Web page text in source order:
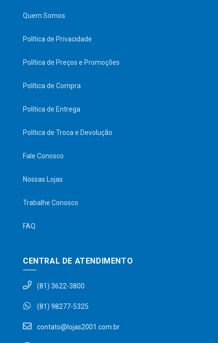
Quem Somos
Política de Privacidade
Política de Preços e Promoções
Política de Compra
Política de Entrega
Política de Troca e Devolução
Fale Conosco
Nossas Lojas
Trabalhe Conosco
FAQ
CENTRAL DE ATENDIMENTO
(81) 3622-3800
(81) 98277-5325
contato@lojas2001.com.br